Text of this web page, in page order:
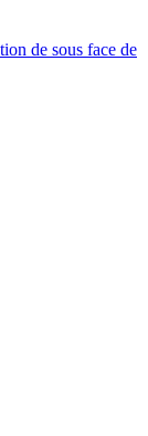
de sous face de